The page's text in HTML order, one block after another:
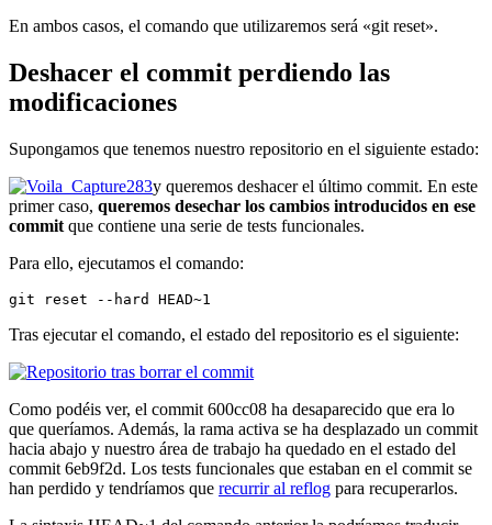
En ambos casos, el comando que utilizaremos será «git reset».
Deshacer el commit perdiendo las
modificaciones
Supongamos que tenemos nuestro repositorio en el siguiente estado:
y queremos deshacer el último commit. En este
primer caso, queremos desechar los cambios introducidos en ese
commit que contiene una serie de tests funcionales.
Para ello, ejecutamos el comando:
git reset --hard HEAD~1
Tras ejecutar el comando, el estado del repositorio es el siguiente:
Como podéis ver, el commit 600cc08 ha desaparecido que era lo
que queríamos. Además, la rama activa se ha desplazado un commit
hacia abajo y nuestro área de trabajo ha quedado en el estado del
commit 6eb9f2d. Los tests funcionales que estaban en el commit se
han perdido y tendríamos que recurrir al reflog para recuperarlos.